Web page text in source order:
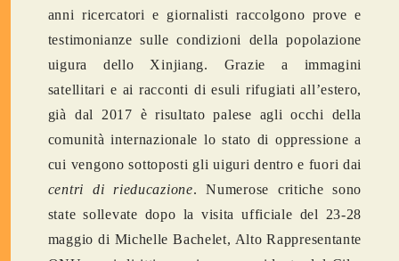
anni ricercatori e giornalisti raccolgono prove e
testimonianze sulle condizioni della popolazione
uigura dello Xinjiang. Grazie a immagini
satellitari e ai racconti di esuli rifugiati all’estero,
già dal 2017 è risultato palese agli occhi della
comunità internazionale lo stato di oppressione a
cui vengono sottoposti gli uiguri dentro e fuori dai
centri di rieducazione. Numerose critiche sono
state sollevate dopo la visita ufficiale del 23-28
maggio di Michelle Bachelet, Alto Rappresentante